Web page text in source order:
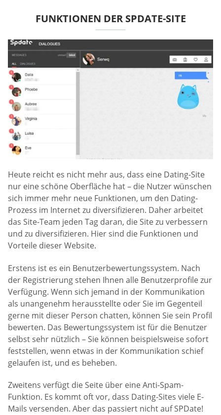
FUNKTIONEN DER SPDATE-SITE
Heute reicht es nicht mehr aus, dass eine Dating-Site
nur eine schöne Oberfläche hat – die Nutzer wünschen
sich immer mehr neue Funktionen, um den Dating-
Prozess im Internet zu diversifizieren. Daher arbeitet
das Site-Team jeden Tag daran, die Site zu verbessern
und zu diversifizieren. Hier sind die Funktionen und
Vorteile dieser Website.
Erstens ist es ein Benutzerbewertungssystem. Nach
der Registrierung stehen Ihnen alle Benutzerprofile zur
Verfügung. Wenn sich jemand in der Kommunikation
als unangenehm herausstellte oder Sie im Gegenteil
gerne mit dieser Person chatten, können Sie sein Profil
bewerten. Das Bewertungssystem ist für die Benutzer
selbst sehr nützlich – Sie können beispielsweise sofort
feststellen, wenn etwas in der Kommunikation schief
gelaufen ist, und es beheben.
Zweitens verfügt die Seite über eine Anti-Spam-
Funktion. Es kommt oft vor, dass Dating-Sites viele E-
Mails versenden. Aber das passiert nicht auf SPDate!